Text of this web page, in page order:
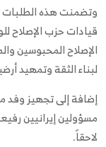
وتضمنت هذه الطلبات
قيادات حزب الإصلاح
الإصلاح المحبوسين
لبناء الثقة وتمهيد
إضافة إلى تجهيز وفد
مسؤولين إيرانيين
لاحقاً.